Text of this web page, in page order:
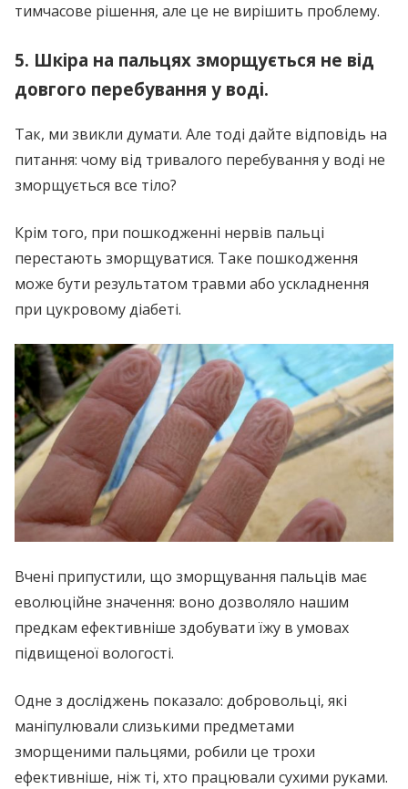
тимчасове рішення, але це не вирішить проблему.
5. Шкіра на пальцях зморщується не від
довгого перебування у воді.
Так, ми звикли думати. Але тоді дайте відповідь на
питання: чому від тривалого перебування у воді не
зморщується все тіло?
Крім того, при пошкодженні нервів пальці
перестають зморщуватися. Таке пошкодження
може бути результатом травми або ускладнення
при цукровому діабеті.
Вчені припустили, що зморщування пальців має
еволюційне значення: воно дозволяло нашим
предкам ефективніше здобувати їжу в умовах
підвищеної вологості.
Одне з досліджень показало: добровольці, які
маніпулювали слизькими предметами
зморщеними пальцями, робили це трохи
ефективніше, ніж ті, хто працювали сухими руками.